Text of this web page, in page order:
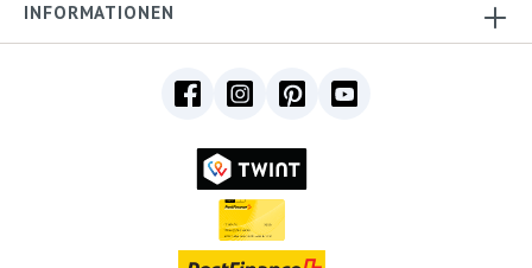
INFORMATIONEN